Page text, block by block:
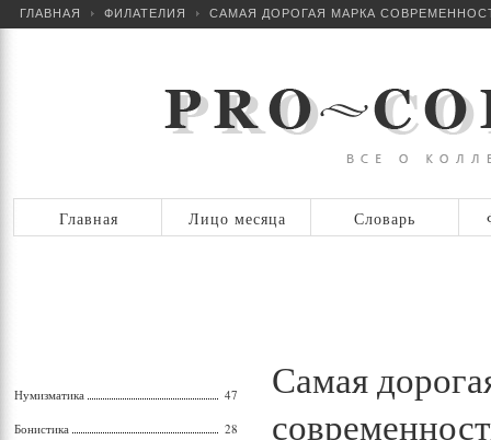
ГЛАВНАЯ ФИЛАТЕЛИЯ САМАЯ ДОРОГАЯ МАРКА
Главная Лицо месяца Словарь
Самая
Нумизматика 47
Бонистика 28